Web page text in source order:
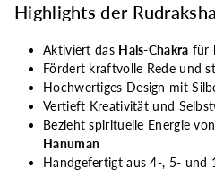
Highlights der
Aktiviert das Hals-Chakra für
Fördert kraftvolle Rede und
Hochwertiges Design mit
Vertieft Kreativität und
Bezieht spirituelle Energie von
Hanuman
Handgefertigt aus 4-, 5- und